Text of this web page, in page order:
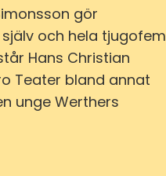
gör
och hela tjugofem
Hans Christian
Teater bland annat
unge Werthers